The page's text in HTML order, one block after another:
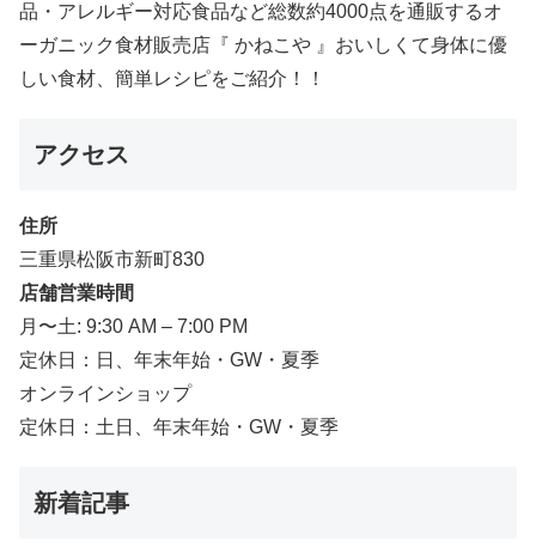
品・アレルギー対応食品など総数約4000点を通販するオ
ーガニック食材販売店『 かねこや 』おいしくて身体に優
しい食材、簡単レシピをご紹介！！
アクセス
住所
三重県松阪市新町830
店舗営業時間
月〜土: 9:30 AM – 7:00 PM
定休日：日、年末年始・GW・夏季
オンラインショップ
定休日：土日、年末年始・GW・夏季
新着記事